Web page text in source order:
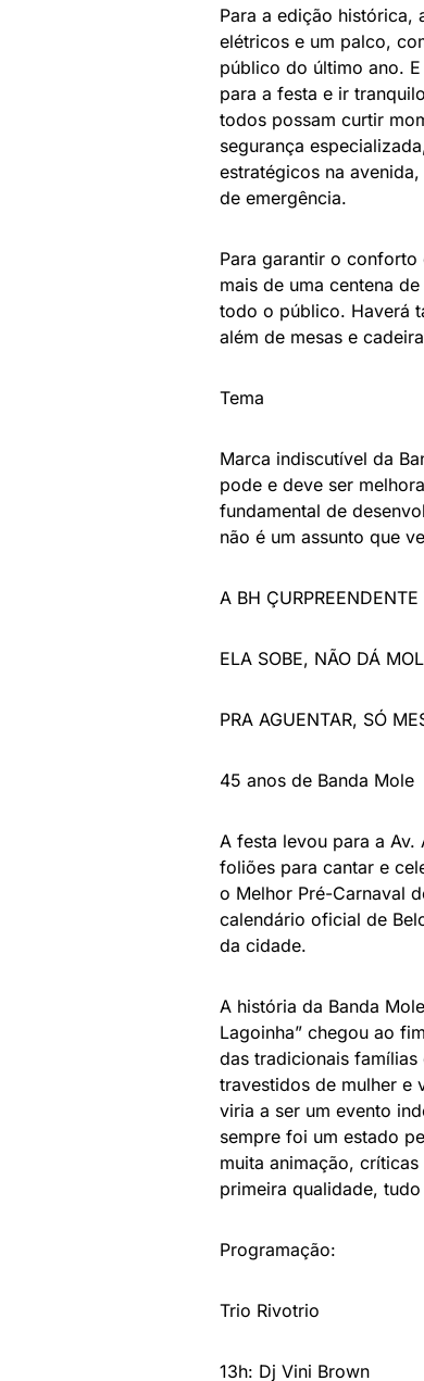
Para a edição histórica,
elétricos e um palco,
público do último ano.
para a festa e ir
todos possam curtir
segurança
estratégicos na
de emergência.
Para garantir o
mais de uma centena
todo o público. Haverá
além de mesas e
Tema
Marca indiscutível da
pode e deve ser
fundamental de
não é um assunto que
A BH
ELA SOBE, NÃO DÁ
PRA AGUENTAR, SÓ
45 anos de Banda Mole
A festa levou para a
foliões para cantar e
o Melhor Pré-Carnaval
calendário oficial de
da cidade.
A história da Banda
Lagoinha” chegou ao
das tradicionais
travestidos de mulher e
viria a ser um evento
sempre foi um estado
muita animação,
primeira qualidade,
Programação:
Trio Rivotrio
13h: Dj Vini Brown